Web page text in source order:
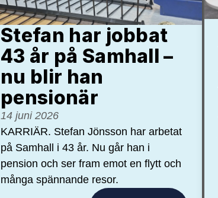
Stefan har jobbat
43 år på Samhall –
nu blir han
pensionär
14 juni 2026
KARRIÄR. Stefan Jönsson har arbetat
på Samhall i 43 år. Nu går han i
pension och ser fram emot en flytt och
många spännande resor.